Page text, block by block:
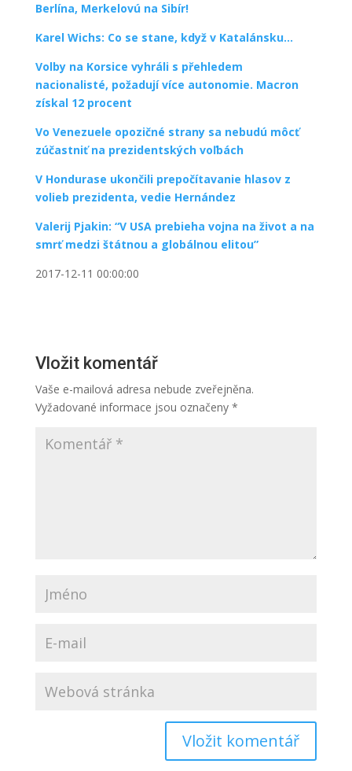
Berlína, Merkelovú na Sibír!
Karel Wichs: Co se stane, když v Katalánsku…
Volby na Korsice vyhráli s přehledem
nacionalisté, požadují více autonomie. Macron
získal 12 procent
Vo Venezuele opozičné strany sa nebudú môcť
zúčastniť na prezidentských voľbách
V Hondurase ukončili prepočítavanie hlasov z
volieb prezidenta, vedie Hernández
Valerij Pjakin: “V USA prebieha vojna na život a na
smrť medzi štátnou a globálnou elitou”
2017-12-11 00:00:00
Vložit komentář
Vaše e-mailová adresa nebude zveřejněna.
Vyžadované informace jsou označeny *